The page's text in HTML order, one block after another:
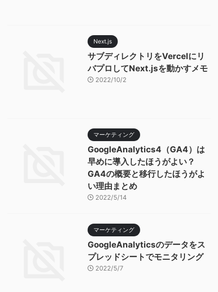
Next.js
サブディレクトリをVercelにリ
バプロしてNext.jsを動かすメモ
2022/10/2
マーケティング
GoogleAnalytics4（GA4）は
早めに導入したほうがよい？
GA4の概要と移行したほうがよ
い理由まとめ
2022/5/14
マーケティング
GoogleAnalyticsのデータをス
プレッドシートでモニタリング
2022/5/7